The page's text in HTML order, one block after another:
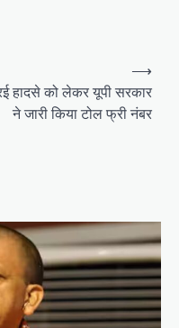
हादसे को लेकर यूपी सरकार
ने जारी किया टोल फ्री नंबर
⟶